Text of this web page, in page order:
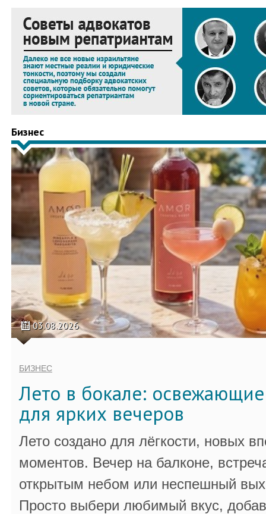
Бизнес
03.08.2026
БИЗНЕС
Лето в бокале:
для ярких вечеров
Лето создано для лёгкости, новых
моментов. Вечер на балконе,
открытым небом или неспешный
Просто выбери любимый вкус,